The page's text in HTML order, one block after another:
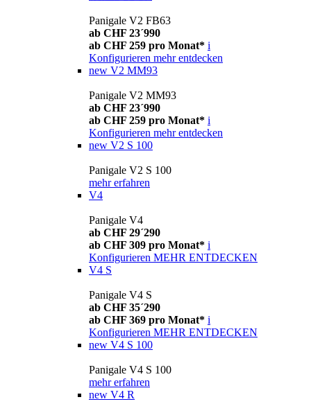
Panigale V2 FB63
ab CHF 23´990
ab CHF 259 pro Monat* i
Konfigurieren mehr entdecken
new V2 MM93
Panigale V2 MM93
ab CHF 23´990
ab CHF 259 pro Monat* i
Konfigurieren mehr entdecken
new V2 S 100
Panigale V2 S 100
mehr erfahren
V4
Panigale V4
ab CHF 29´290
ab CHF 309 pro Monat* i
Konfigurieren MEHR ENTDECKEN
V4 S
Panigale V4 S
ab CHF 35´290
ab CHF 369 pro Monat* i
Konfigurieren MEHR ENTDECKEN
new V4 S 100
Panigale V4 S 100
mehr erfahren
new V4 R